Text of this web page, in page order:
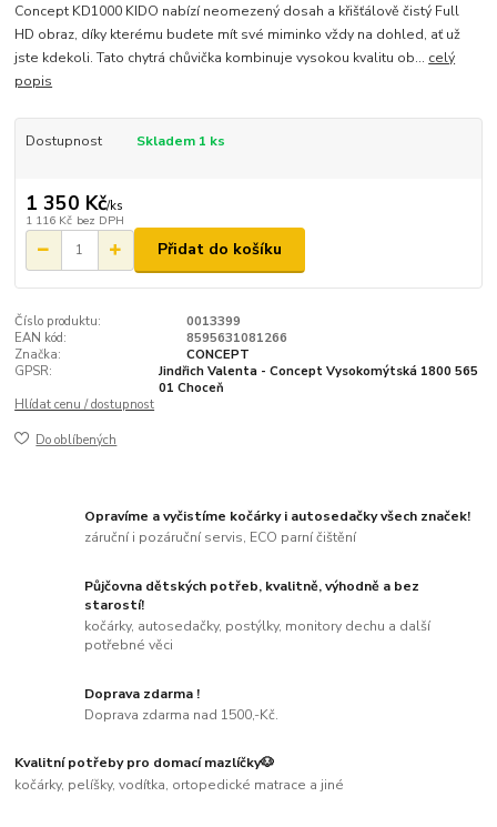
Concept KD1000 KIDO nabízí neomezený dosah a křišťálově čistý Full
HD obraz, díky kterému budete mít své miminko vždy na dohled, ať už
jste kdekoli. Tato chytrá chůvička kombinuje vysokou kvalitu ob... celý
popis
Dostupnost Skladem 1 ks
1 350 Kč/ks
1 116 Kč bez DPH
Přidat do košíku
Číslo produktu:
0013399
EAN kód:
8595631081266
Značka:
CONCEPT
GPSR:
Jindřich Valenta - Concept Vysokomýtská 1800 565
01 Choceň
Hlídat cenu / dostupnost
Do oblíbených
Opravíme a vyčistíme kočárky i autosedačky všech značek!
záruční i pozáruční servis, ECO parní čištění
Půjčovna dětských potřeb, kvalitně, výhodně a bez
starostí!
kočárky, autosedačky, postýlky, monitory dechu a další
potřebné věci
Doprava zdarma !
Doprava zdarma nad 1500,-Kč.
Kvalitní potřeby pro domací mazlíčky🐶
kočárky, pelíšky, vodítka, ortopedické matrace a jiné